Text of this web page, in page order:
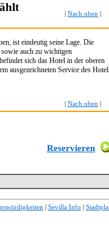
Nach oben
ist eindeutig seine Lage. Die
auch zu wichtigen
sich das Hotel in der oberen
ausgezeichneten Service des
Nach oben
Reservieren
Sevilla Info